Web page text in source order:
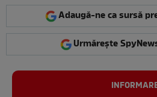
Adaugă-ne ca sursă
Urmărește